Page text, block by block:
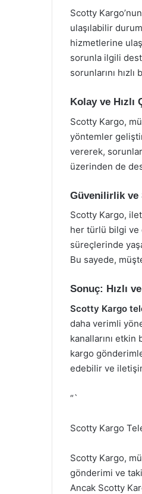
Scotty
ulaşılabilir
hizmetlerine
sorunla ilgili
sorunlarını
Kolay ve Hızlı
Scotty Kargo,
yöntemler
vererek,
üzerinden de
Güvenilirlik ve
Scotty Kargo,
her türlü bilgi ve
süreçlerinde
Bu sayede,
Sonuç: Hızlı
Scotty Kargo
daha verimli
kanallarını
kargo
edebilir ve
“`
Scotty Kargo
Scotty Kargo,
gönderimi ve
Ancak Scotty